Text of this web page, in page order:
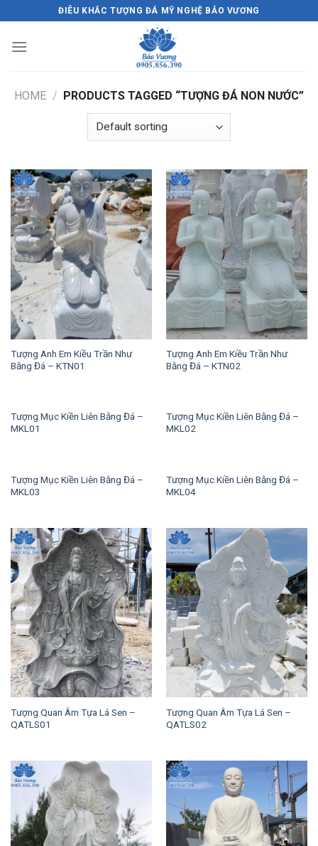
to
content
ĐIÊU KHẮC TƯỢNG ĐÁ MỸ NGHỆ BẢO VƯƠNG
HOME / PRODUCTS TAGGED “TƯỢNG ĐÁ NON NƯỚC”
Tượng Anh Em Kiều Trần Như
Bằng Đá – KTN01
Tượng Anh Em Kiều Trần Như
Bằng Đá – KTN02
Tượng Mục Kiền Liên Bằng Đá –
MKL01
Tượng Mục Kiền Liên Bằng Đá –
MKL02
Tượng Mục Kiền Liên Bằng Đá –
MKL03
Tượng Mục Kiền Liên Bằng Đá –
MKL04
Tượng Quan Âm Tựa Lá Sen –
QATLS01
Tượng Quan Âm Tựa Lá Sen –
QATLS02